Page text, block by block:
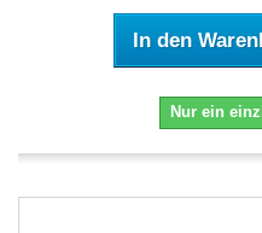
In den
Nur ein